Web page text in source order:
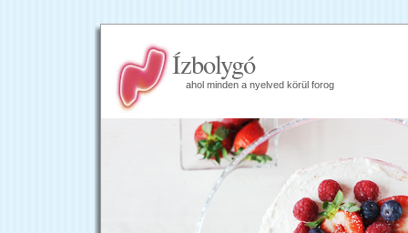
Ízbolygó
ahol minden a nyelved körül forog